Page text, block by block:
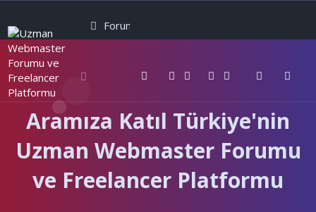
Forumlar
Aramıza Katıl Türkiye'nin
Uzman Webmaster Forumu
ve Freelancer Platformu